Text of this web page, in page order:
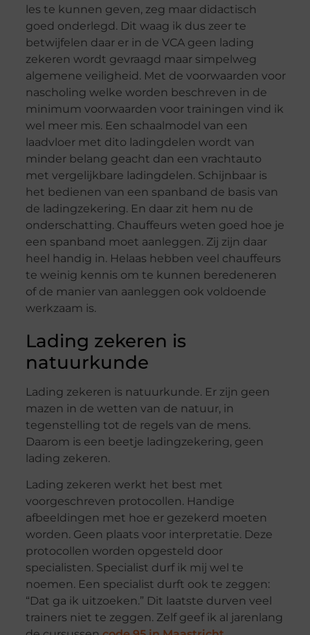
les te kunnen geven, zeg maar didactisch
goed onderlegd. Dit waag ik dus zeer te
betwijfelen daar er in de VCA geen lading
zekeren wordt gevraagd maar simpelweg
algemene veiligheid. Met de voorwaarden voor
nascholing welke worden beschreven in de
minimum voorwaarden voor trainingen vind ik
wel meer mis. Een schaalmodel van een
laadvloer met dito ladingdelen wordt van
minder belang geacht dan een vrachtauto
met vergelijkbare ladingdelen. Schijnbaar is
het bedienen van een spanband de basis van
de ladingzekering. En daar zit hem nu de
onderschatting. Chauffeurs weten goed hoe je
een spanband moet aanleggen. Zij zijn daar
heel handig in. Helaas hebben veel chauffeurs
te weinig kennis om te kunnen beredeneren
of de manier van aanleggen ook voldoende
werkzaam is.
Lading zekeren is
natuurkunde
Lading zekeren is natuurkunde. Er zijn geen
mazen in de wetten van de natuur, in
tegenstelling tot de regels van de mens.
Daarom is een beetje ladingzekering, geen
lading zekeren.
Lading zekeren werkt het best met
voorgeschreven protocollen. Handige
afbeeldingen met hoe er gezekerd moeten
worden. Geen plaats voor interpretatie. Deze
protocollen worden opgesteld door
specialisten. Specialist durf ik mij wel te
noemen. Een specialist durft ook te zeggen:
“Dat ga ik uitzoeken.” Dit laatste durven veel
trainers niet te zeggen. Zelf geef ik al jarenlang